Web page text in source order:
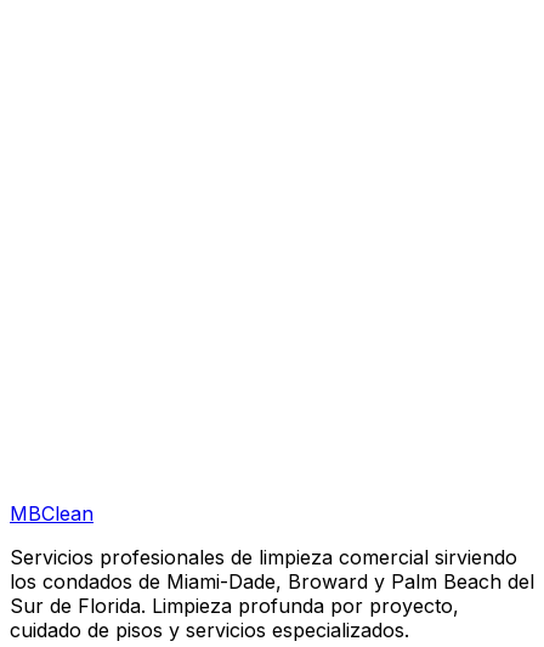
MBClean
Servicios profesionales de limpieza comercial sirviendo
los condados de Miami-Dade, Broward y Palm Beach del
Sur de Florida. Limpieza profunda por proyecto,
cuidado de pisos y servicios especializados.